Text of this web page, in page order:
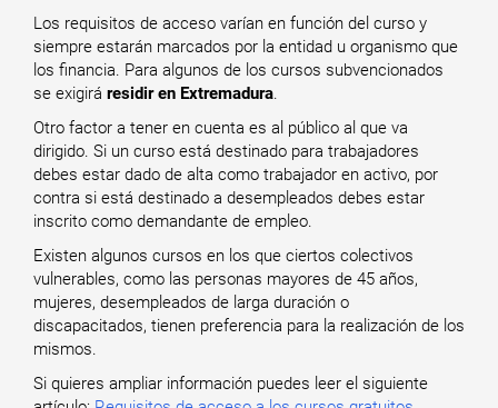
Los requisitos de acceso varían en función del curso y
siempre estarán marcados por la entidad u organismo que
los financia. Para algunos de los cursos subvencionados
se exigirá residir en Extremadura.
Otro factor a tener en cuenta es al público al que va
dirigido. Si un curso está destinado para trabajadores
debes estar dado de alta como trabajador en activo, por
contra si está destinado a desempleados debes estar
inscrito como demandante de empleo.
Existen algunos cursos en los que ciertos colectivos
vulnerables, como las personas mayores de 45 años,
mujeres, desempleados de larga duración o
discapacitados, tienen preferencia para la realización de los
mismos.
Si quieres ampliar información puedes leer el siguiente